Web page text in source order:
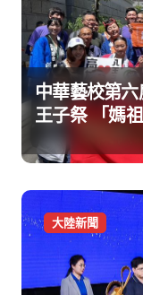
中華藝校第
王子祭 「媽
福
大陸新聞